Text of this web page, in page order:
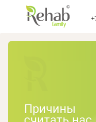
Причины